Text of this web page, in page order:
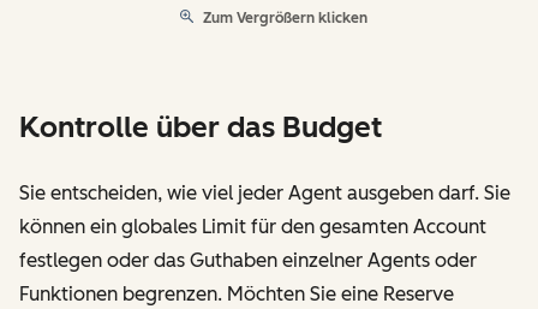
Zum Vergrößern klicken
Kontrolle über das Budget
Sie entscheiden, wie viel jeder Agent ausgeben darf. Sie
können ein globales Limit für den gesamten Account
festlegen oder das Guthaben einzelner Agents oder
Funktionen begrenzen. Möchten Sie eine Reserve